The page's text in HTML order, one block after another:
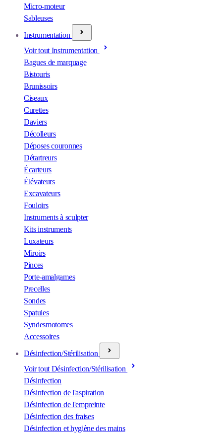
Micro-moteur
Sableuses
Instrumentation
Voir tout Instrumentation
Bagues de marquage
Bistouris
Brunissoirs
Ciseaux
Curettes
Daviers
Décolleurs
Déposes couronnes
Détartreurs
Écarteurs
Élévateurs
Excavateurs
Fouloirs
Instruments à sculpter
Kits instruments
Luxateurs
Miroirs
Pinces
Porte-amalgames
Precelles
Sondes
Spatules
Syndesmotomes
Accessoires
Désinfection/Stérilisation
Voir tout Désinfection/Stérilisation
Désinfection
Désinfection de l'aspiration
Désinfection de l'empreinte
Désinfection des fraises
Désinfection et hygiène des mains